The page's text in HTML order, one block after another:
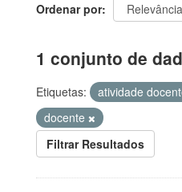
Ordenar por
1 conjunto de
Etiquetas: atividade
docente
Filtrar Resultados